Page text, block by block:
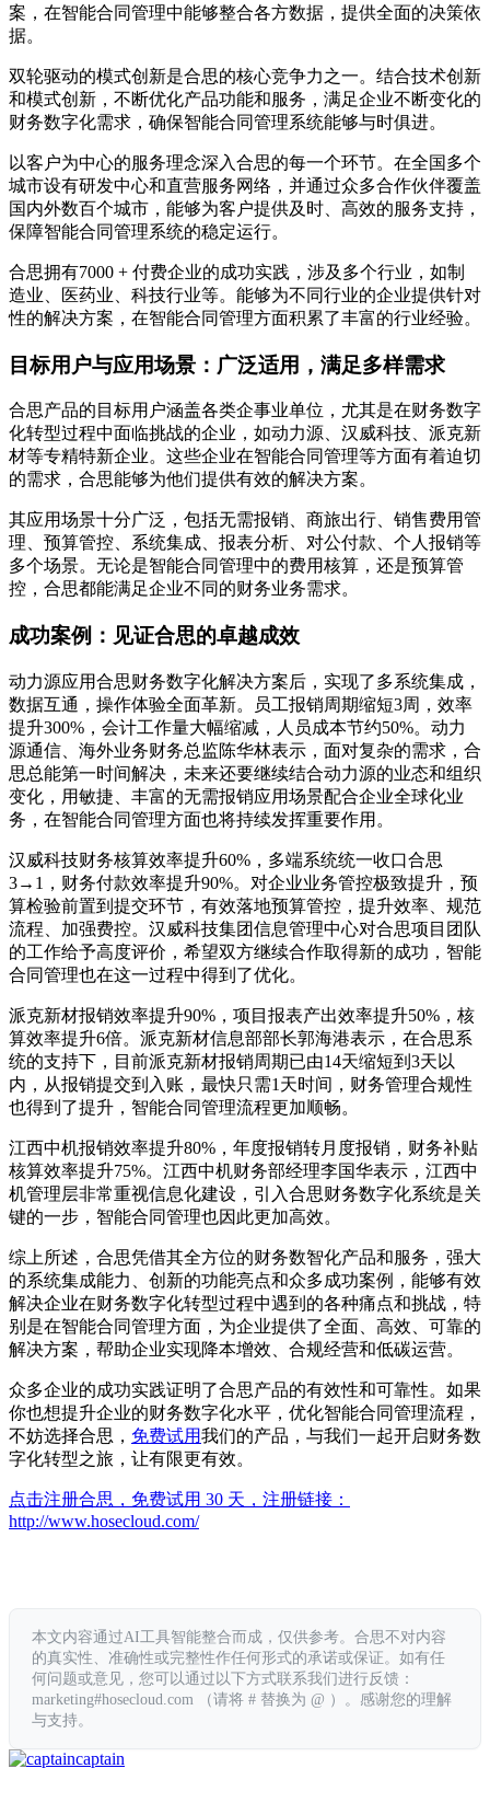
案，在智能合同管理中能够整合各方数据，提供全面的决策依
据。
双轮驱动的模式创新是合思的核心竞争力之一。结合技术创新
和模式创新，不断优化产品功能和服务，满足企业不断变化的
财务数字化需求，确保智能合同管理系统能够与时俱进。
以客户为中心的服务理念深入合思的每一个环节。在全国多个
城市设有研发中心和直营服务网络，并通过众多合作伙伴覆盖
国内外数百个城市，能够为客户提供及时、高效的服务支持，
保障智能合同管理系统的稳定运行。
合思拥有7000 + 付费企业的成功实践，涉及多个行业，如制
造业、医药业、科技行业等。能够为不同行业的企业提供针对
性的解决方案，在智能合同管理方面积累了丰富的行业经验。
目标用户与应用场景：广泛适用，满足多样需求
合思产品的目标用户涵盖各类企事业单位，尤其是在财务数字
化转型过程中面临挑战的企业，如动力源、汉威科技、派克新
材等专精特新企业。这些企业在智能合同管理等方面有着迫切
的需求，合思能够为他们提供有效的解决方案。
其应用场景十分广泛，包括无需报销、商旅出行、销售费用管
理、预算管控、系统集成、报表分析、对公付款、个人报销等
多个场景。无论是智能合同管理中的费用核算，还是预算管
控，合思都能满足企业不同的财务业务需求。
成功案例：见证合思的卓越成效
动力源应用合思财务数字化解决方案后，实现了多系统集成，
数据互通，操作体验全面革新。员工报销周期缩短3周，效率
提升300%，会计工作量大幅缩减，人员成本节约50%。动力
源通信、海外业务财务总监陈华林表示，面对复杂的需求，合
思总能第一时间解决，未来还要继续结合动力源的业态和组织
变化，用敏捷、丰富的无需报销应用场景配合企业全球化业
务，在智能合同管理方面也将持续发挥重要作用。
汉威科技财务核算效率提升60%，多端系统统一收口合思
3→1，财务付款效率提升90%。对企业业务管控极致提升，预
算检验前置到提交环节，有效落地预算管控，提升效率、规范
流程、加强费控。汉威科技集团信息管理中心对合思项目团队
的工作给予高度评价，希望双方继续合作取得新的成功，智能
合同管理也在这一过程中得到了优化。
派克新材报销效率提升90%，项目报表产出效率提升50%，核
算效率提升6倍。派克新材信息部部长郭海港表示，在合思系
统的支持下，目前派克新材报销周期已由14天缩短到3天以
内，从报销提交到入账，最快只需1天时间，财务管理合规性
也得到了提升，智能合同管理流程更加顺畅。
江西中机报销效率提升80%，年度报销转月度报销，财务补贴
核算效率提升75%。江西中机财务部经理李国华表示，江西中
机管理层非常重视信息化建设，引入合思财务数字化系统是关
键的一步，智能合同管理也因此更加高效。
综上所述，合思凭借其全方位的财务数智化产品和服务，强大
的系统集成能力、创新的功能亮点和众多成功案例，能够有效
解决企业在财务数字化转型过程中遇到的各种痛点和挑战，特
别是在智能合同管理方面，为企业提供了全面、高效、可靠的
解决方案，帮助企业实现降本增效、合规经营和低碳运营。
众多企业的成功实践证明了合思产品的有效性和可靠性。如果
你也想提升企业的财务数字化水平，优化智能合同管理流程，
不妨选择合思， 免费试用我们的产品，与我们一起开启财务数
字化转型之旅，让有限更有效。
点击注册合思，免费试用 30 天，注册链接：
http://www.hosecloud.com/
本文内容通过AI工具智能整合而成，仅供参考。合思不对内容
的真实性、准确性或完整性作任何形式的承诺或保证。如有任
何问题或意见，您可以通过以下方式联系我们进行反馈：
marketing#hosecloud.com （请将 # 替换为 @ ）。感谢您的理解
与支持。
captain